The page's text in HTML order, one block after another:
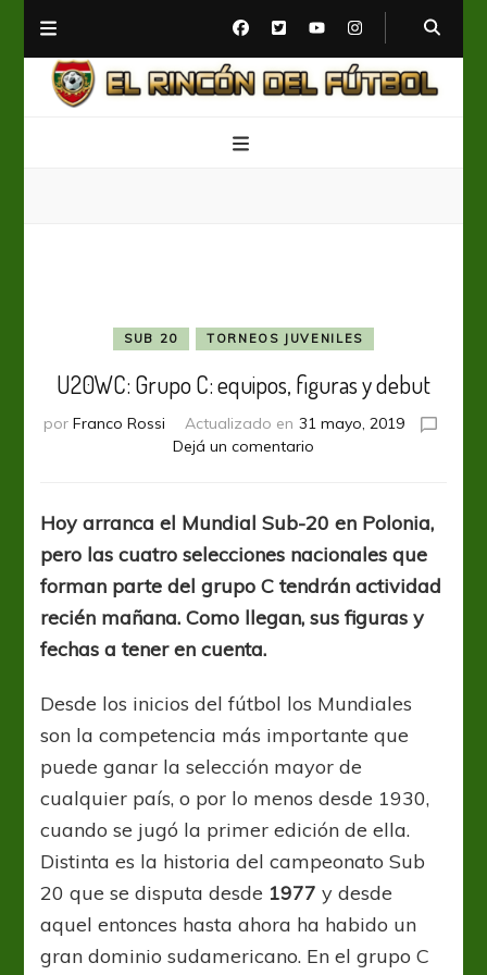
SUB 20 TORNEOS JUVENILES
U20WC: Grupo C: equipos, figuras y debut
por Franco Rossi Actualizado en 31 mayo, 2019
Dejá un comentario
C:
equipos,
figuras
y
debut
Hoy arranca el Mundial Sub-20 en Polonia,
pero las cuatro selecciones nacionales que
forman parte del grupo C tendrán actividad
recién mañana. Como llegan, sus figuras y
fechas a tener en cuenta.
Desde los inicios del fútbol los Mundiales
son la competencia más importante que
puede ganar la selección mayor de
cualquier país, o por lo menos desde 1930,
cuando se jugó la primer edición de ella.
Distinta es la historia del campeonato Sub
20 que se disputa desde 1977y desde
aquel entonces hasta ahora ha habido un
gran dominio sudamericano. En el grupo C